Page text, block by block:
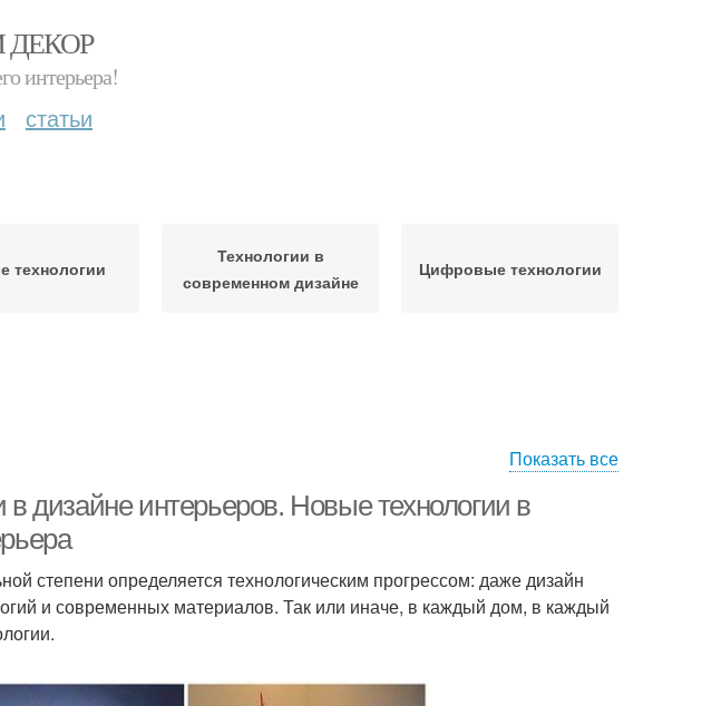
ДЕКОР
интерьера!
статьи
технологии
Технологии в
современном дизайне
Цифровые технологии
Показать все
дизайне интерьеров. Новые технологии в
степени определяется технологическим прогрессом: даже дизайн
и современных материалов. Так или иначе, в каждый дом, в каждый